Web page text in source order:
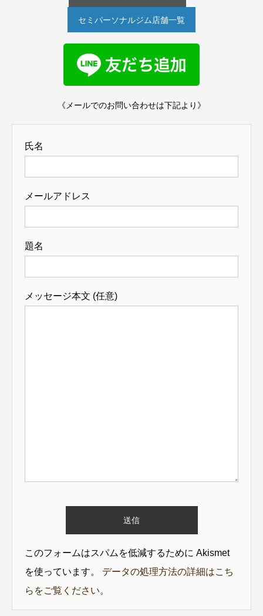
セミパーソナルジム店舗一覧
《メールでのお問い合わせは下記より》
氏名
メールアドレス
題名
メッセージ本文 (任意)
このフォームはスパムを低減するために Akismet
を使っています。 データの処理方法の詳細はこち
らをご覧ください。